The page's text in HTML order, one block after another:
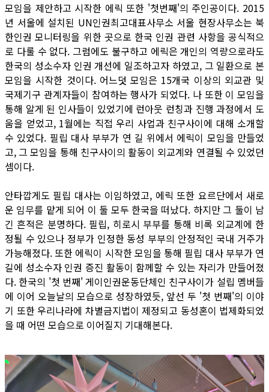
모임을 제안하고 시작한 에릭 또한 '첫번째'의 주인공이다. 2015
년 서울에 설치된 UN인권최고대표사무소 서울 현장사무소는 북
한인권 모니터링을 위한 곳으로 한국 인권 관련 사항을 공식적으
로 다룰 수 없다. 그럼에도 불구하고 에릭은 개인의 역량으로라도
한국의 성소수자 인권 개선에 일조하고자 하였고, 그 일환으로 본
모임을 시작한 것이다. 어느덧 모임은 15개국 이상의 외교관 및
국제기구 관계자들이 참여하는 행사가 되었다. 나 또한 이 모임을
통해 알게 된 인사들이 있었기에 런아웃 런칭과 진행 과정에서 도
움을 얻었고, 1월에는 직접 우리 사업과 친구사이에 대해 소개할
수 있었다. 필립 대사 부부가 연 길 위에서 에릭이 모임을 만들었
고, 그 모임을 통해 친구사이의 활동이 외교계와 연결될 수 있었던
셈이다.
안타깝게도 필립 대사는 이임하였고, 에릭 또한 요르단에서 새로
운 임무를 맡게 되어 이 둘 모두 한국을 떠났다. 하지만 그 둘이 남
긴 흔적은 분명하다. 필립, 히로시 부부를 통해 비록 외교계에 한
정될 수 있으나 정부가 인정한 동성 부부의 안정적인 국내 거주가
가능해졌다. 또한 에릭이 시작한 모임을 통해 필립 대사 부부가 연
길에 성소수자 인권 증진 활동이 함께할 수 있는 자리가 만들어졌
다. 한국의 '첫 번째' 게이인권운동단체인 친구사이가 설립 멤버들
에 이어 오늘날의 모습으로 성장하였듯, 앞선 두 '첫 번째'의 이야
기 또한 우리나라에 차별금지법이 제정되고 동성혼이 법제화되었
을 때 어떤 모습으로 이어질지 기대해본다.